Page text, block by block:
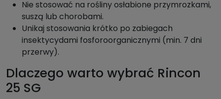
Nie stosować na rośliny osłabione przymrozkami,
suszą lub chorobami.
Unikaj stosowania krótko po zabiegach
insektycydami fosforoorganicznymi (min. 7 dni
przerwy).
Dlaczego warto wybrać Rincon
25 SG